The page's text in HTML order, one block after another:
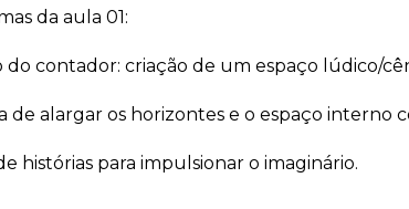
da aula 01:
do contador: criação de um espaço lúdico/
de alargar os horizontes e o espaço interno
histórias para impulsionar o imaginário.